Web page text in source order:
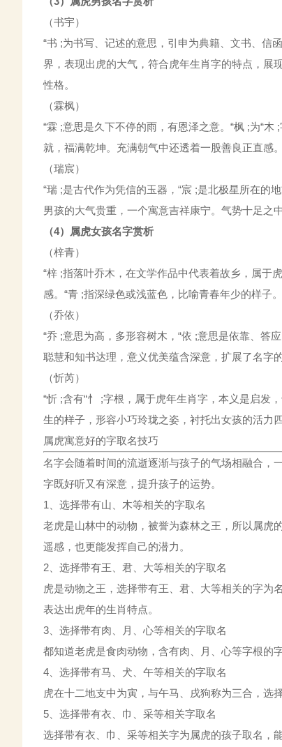
（书宇）
“书 ;为书写、记述的意思，引申为典籍、文书、信
界，表现出虎的大气，符合虎年生肖字的特点，展
性格。
（霖枫）
“霖 ;意思是久下不停的雨，有恩泽之意。“枫 ;为“
就，福满乾坤。充满朝气中还透着一股善良正直感。
（瑞宸）
“瑞 ;是古代作为凭信的玉器，“宸 ;是北极星所在的
男孩的大气贵重，一个寓意吉祥康宁。气势十足之
（4）属虎女孩名字赏析
（梓青）
“梓 ;指落叶乔木，在文学作品中代表着故乡，属于
感。“青 ;指深绿色或浅蓝色，比喻青春年少的样子
（乔依）
“乔 ;意思为高，多形容树木，“依 ;意思是依靠、答
聪慧和知书达理，意义优美蕴含深意，扩展了名字的
（忻芮）
“忻 ;含有“忄 ;字根，属于虎年生肖字，本义是启发
生的样子，形容小巧玲珑之姿，衬托出女孩的活力
属虎寓意好的字取名技巧
名字会随着时间的流逝逐渐与孩子的气场相融合，
字既好听又有深意，提升孩子的运势。
1、选择带有山、木等相关的字取名
老虎是山林中的动物，被誉为森林之王，所以属虎
遥感，也更能发挥自己的潜力。
2、选择带有王、君、大等相关的字取名
虎是动物之王，选择带有王、君、大等相关的字为
表达出虎年的生肖特点。
3、选择带有肉、月、心等相关的字取名
都知道老虎是食肉动物，含有肉、月、心等字根的
4、选择带有马、犬、午等相关的字取名
虎在十二地支中为寅，与午马、戌狗称为三合，选
5、选择带有衣、巾、采等相关字取名
选择带有衣、巾、采等相关字为属虎的孩子取名，